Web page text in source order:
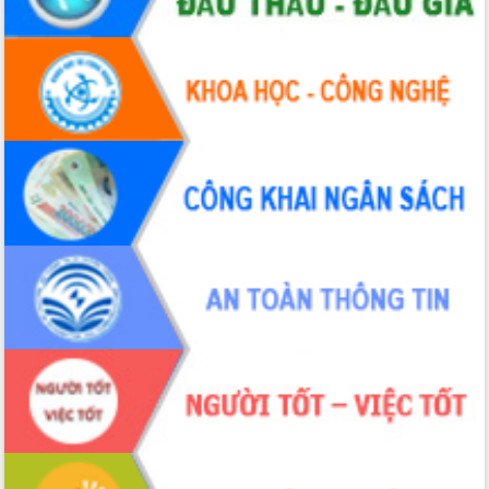
Tháo gỡ những vướng mắc, đẩy mạnh
công tác cải cách thủ tục hành chính
tại Trung tâm Phục vụ hành chính
công tỉnh
Đắk Lắk: Tôn vinh 46 giải pháp tại Hội
thi Sáng tạo Kỹ thuật 2024 - 2025
Đắk Lắk rà soát, điều chỉnh Đề án 190
về phát triển nuôi trồng thủy sản
Phó Chủ tịch UBND tỉnh Đắk Lắk
Trương Công Thái kiểm tra thực địa
Dự án cao tốc Khánh Hòa - Buôn Ma
Thuột
Định vị cà phê Việt Nam như một “di
sản sống” trong dòng chảy toàn cầu
Xây dựng nông thôn mới: Nâng cao đời
sống người dân từ những mô hình thiết
thực
Quyết liệt tháo gỡ vướng mắc, đẩy
nhanh tiến độ các dự án trọng điểm
trong Khu kinh tế Nam Phú Yên